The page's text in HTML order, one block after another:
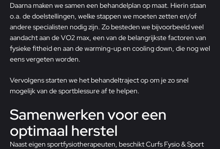
Daarna maken we samen een behandelplan op maat. Hierin staan
o.a. de doelstellingen, welke stappen we moeten zetten en/of
andere specialisten nodig zijn. Zo besteden we bijvoorbeeld veel
aandacht aan de VO2 max, een van de belangrijkste factoren van
fysieke fitheid en aan de warming-up en cooling down, die nog wel
eens vergeten worden.
Vervolgens starten we het behandeltraject op om je zo snel
mogelijk van de sportblessure af te helpen.
Samenwerken voor een
optimaal herstel
Naasteigen sportfysiotherapeuten, beschikt Curfs Fysio & Sport